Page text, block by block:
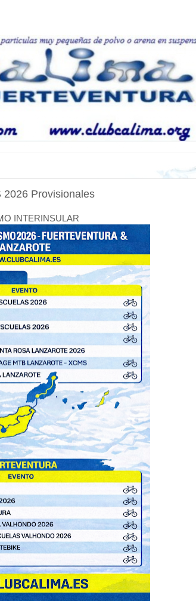
2026 Provisionales
INTERINSULAR